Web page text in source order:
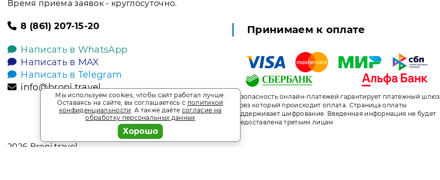
Время приема заявок - круглосуточно.
8 (861) 207-15-20
Написать в WhatsApp
Написать в MAX
Написать в Telegram
info@broni.travel
Принимаем к оплате
Безопасность онлайн-платежей гарантирует платёжный шлюз,
через который происходит оплата. Страница оплаты
поддерживает шифрование. Введенная информация не будет
предоставлена третьим лицам.
2026 Broni.travel
Мы используем cookies, чтобы сайт работал лучше.
Оставаясь на сайте, вы соглашаетесь с политикой
конфиденциальности. А также даёте согласие на
обработку персональных данных
Хорошо